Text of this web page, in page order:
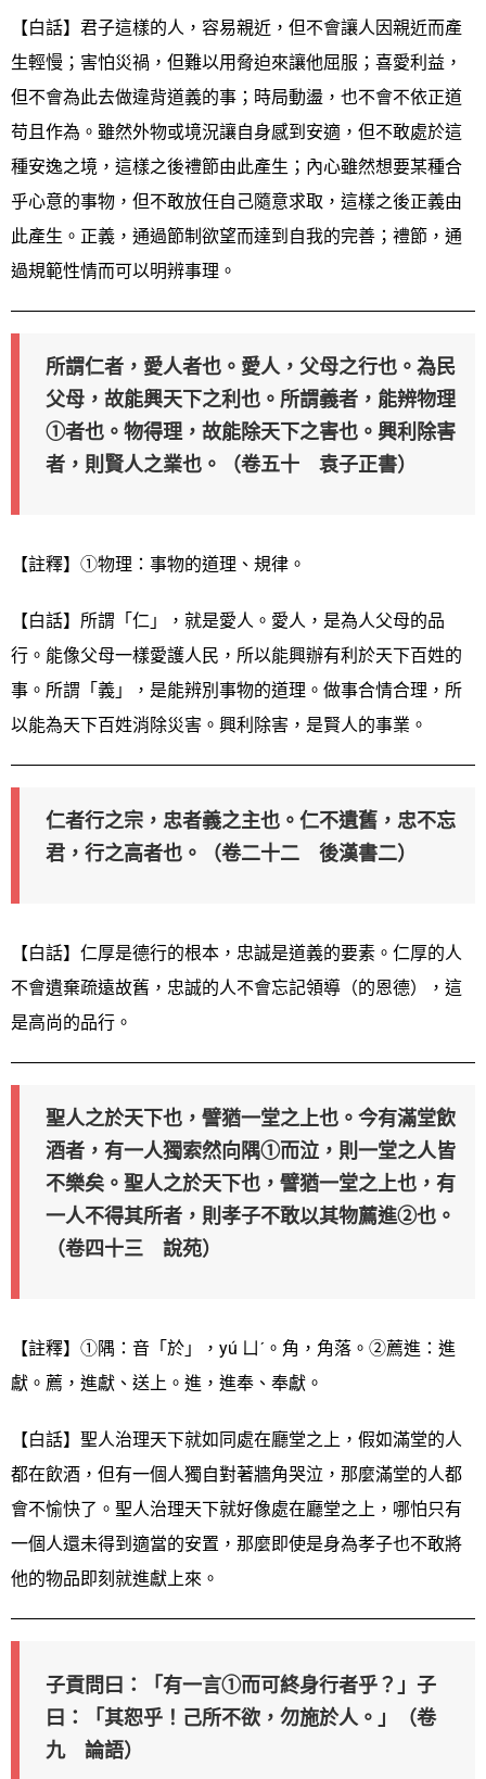
【白話】君子這樣的人，容易親近，但不會讓人因親近而產
生輕慢；害怕災禍，但難以用脅迫來讓他屈服；喜愛利益，
但不會為此去做違背道義的事；時局動盪，也不會不依正道
苟且作為。雖然外物或境況讓自身感到安適，但不敢處於這
種安逸之境，這樣之後禮節由此產生；內心雖然想要某種合
乎心意的事物，但不敢放任自己隨意求取，這樣之後正義由
此產生。正義，通過節制欲望而達到自我的完善；禮節，通
過規範性情而可以明辨事理。
所謂仁者，愛人者也。愛人，父母之行也。為民
父母，故能興天下之利也。所謂義者，能辨物理
①者也。物得理，故能除天下之害也。興利除害
者，則賢人之業也。（卷五十 袁子正書）
【註釋】①物理：事物的道理、規律。
【白話】所謂「仁」，就是愛人。愛人，是為人父母的品
行。能像父母一樣愛護人民，所以能興辦有利於天下百姓的
事。所謂「義」，是能辨別事物的道理。做事合情合理，所
以能為天下百姓消除災害。興利除害，是賢人的事業。
仁者行之宗，忠者義之主也。仁不遺舊，忠不忘
君，行之高者也。（卷二十二 後漢書二）
【白話】仁厚是德行的根本，忠誠是道義的要素。仁厚的人
不會遺棄疏遠故舊，忠誠的人不會忘記領導（的恩德），這
是高尚的品行。
聖人之於天下也，譬猶一堂之上也。今有滿堂飲
酒者，有一人獨索然向隅①而泣，則一堂之人皆
不樂矣。聖人之於天下也，譬猶一堂之上也，有
一人不得其所者，則孝子不敢以其物薦進②也。
（卷四十三 說苑）
【註釋】①隅：音「於」，yú ㄩˊ。角，角落。②薦進：進
獻。薦，進獻、送上。進，進奉、奉獻。
【白話】聖人治理天下就如同處在廳堂之上，假如滿堂的人
都在飲酒，但有一個人獨自對著牆角哭泣，那麼滿堂的人都
會不愉快了。聖人治理天下就好像處在廳堂之上，哪怕只有
一個人還未得到適當的安置，那麼即使是身為孝子也不敢將
他的物品即刻就進獻上來。
子貢問曰：「有一言①而可終身行者乎？」子
曰：「其恕乎！己所不欲，勿施於人。」（卷
九 論語）